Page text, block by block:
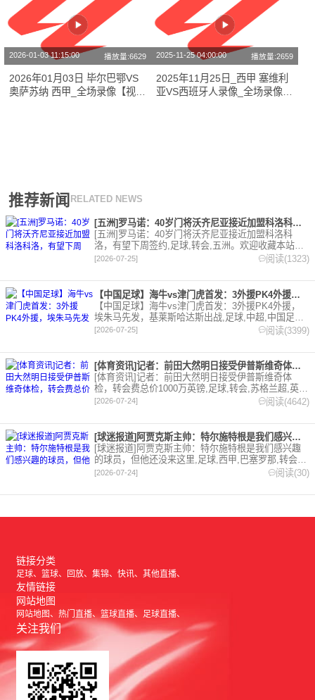
2026-01-03 11:15:00 播放量:6629
2026年01月03日 毕尔巴鄂VS
奥萨苏纳 西甲_全场录像【视频
2025-11-25 04:00:00 播放量:2659
2025年11月25日_西甲 塞维利
亚VS西班牙人录像_全场录像
推荐新闻 RELATED NEWS
[五洲]罗马诺：40岁门将沃齐尼亚接近加盟科洛科洛，有望下周
[五洲]罗马诺：40岁门将沃齐尼亚接近加盟科洛科
洛，有望下周签约,足球,转会,五洲。欢迎收藏本站，
24小时为你更新最新的足球，篮球体育资讯。
[2026-07-25] 阅读(1323)
【中国足球】海牛vs津门虎首发：3外援PK4外援，埃朱马先发
【中国足球】海牛vs津门虎首发：3外援PK4外援，
埃朱马先发，基莱斯哈达斯出战,足球,中超,中国足球,
天津津门虎,青岛海牛。欢迎收藏本站，24小时为你更
[2026-07-25] 阅读(3399)
[体育资讯]记者：前田大然明日接受伊普斯维奇体检，转会费总价
[体育资讯]记者：前田大然明日接受伊普斯维奇体
检，转会费总价1000万英镑,足球,转会,苏格兰超,英
超,伊普斯维奇。欢迎收藏本站，24小时为你更新最新
[2026-07-24] 阅读(4642)
[球迷报道]阿贾克斯主帅：特尔施特根是我们感兴趣的球员，但他
[球迷报道]阿贾克斯主帅：特尔施特根是我们感兴趣
的球员，但他还没来这里,足球,西甲,巴塞罗那,转会,
五洲,荷甲。欢迎收藏本站，24小时为你更新最新的足
[2026-07-24] 阅读(30)
链接分类
足球 篮球 回放 集锦 快讯 其他直播
友情链接
网站地图
网站地图 热门直播 篮球直播 足球直播
关注我们